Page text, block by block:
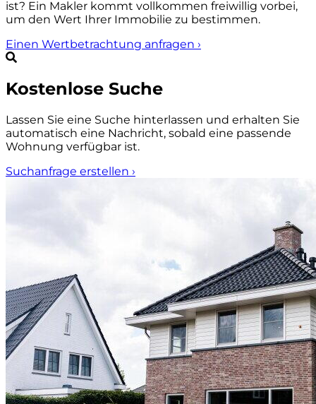
ist? Ein Makler kommt vollkommen freiwillig vorbei,
um den Wert Ihrer Immobilie zu bestimmen.
Einen Wertbetrachtung anfragen ›
Kostenlose Suche
Lassen Sie eine Suche hinterlassen und erhalten Sie
automatisch eine Nachricht, sobald eine passende
Wohnung verfügbar ist.
Suchanfrage erstellen ›